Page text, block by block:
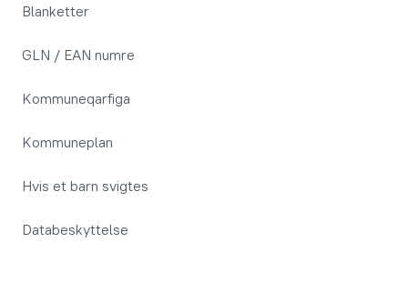
Blanketter
GLN / EAN numre
Kommuneqarfiga
Kommuneplan
Hvis et barn svigtes
Databeskyttelse